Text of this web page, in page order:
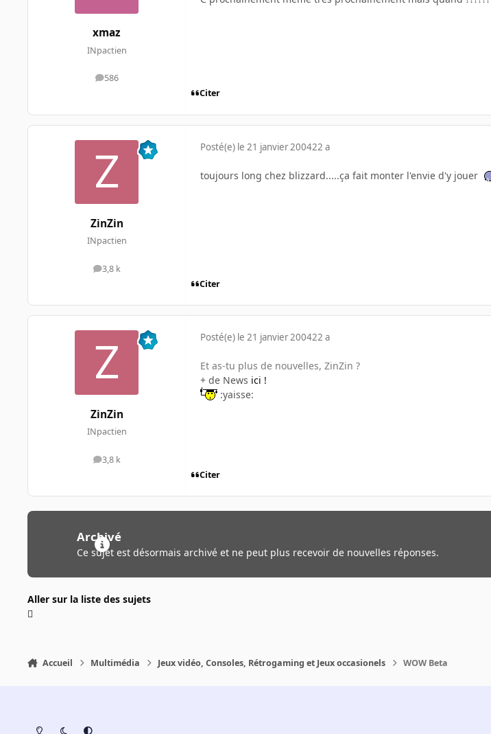
xmaz
INpactien
586
messages
Citer
ZinZin
INpactien
3,8 k
messages
Posté(e) le 21 janvier 200422 a
toujours long chez blizzard.....ça fait monter l'envie d'y jouer
Citer
ZinZin
INpactien
3,8 k
messages
Posté(e) le 21 janvier 200422 a
Et as-tu plus de nouvelles, ZinZin ?
+ de News ici !
:yaisse:
Citer
Archivé
Ce sujet est désormais archivé et ne peut plus recevoir de nouvelles réponses.
Aller sur la liste des sujets
Accueil Multimédia Jeux vidéo, Consoles, Rétrogaming et Jeux occasionels WOW Beta
Light ModeDark ModeSystem Preference